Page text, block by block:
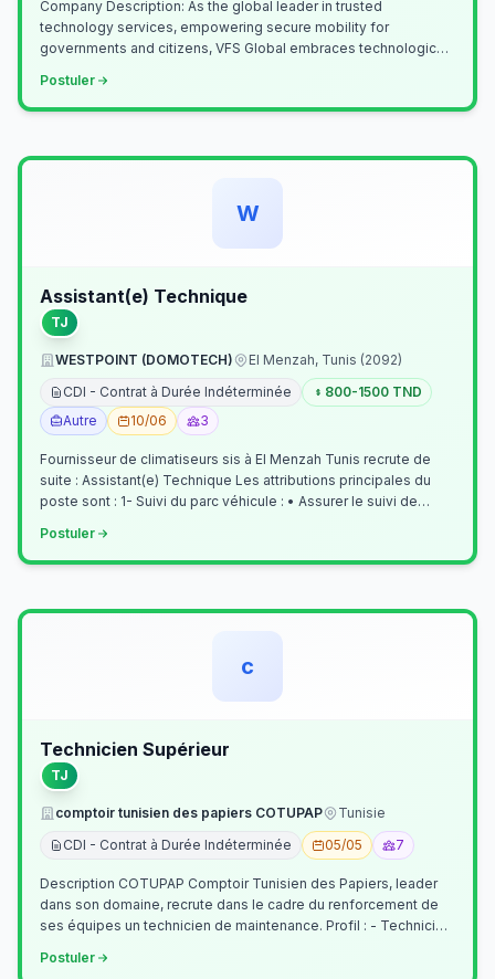
Company Description: As the global leader in trusted
technology services, empowering secure mobility for
governments and citizens, VFS Global embraces technological
Postuler
W
Assistant(e) Technique
TJ
WESTPOINT (DOMOTECH)
El Menzah, Tunis (2092)
CDI - Contrat à Durée Indéterminée
800-1500 TND
Autre
10/06 3
Fournisseur de climatiseurs sis à El Menzah Tunis recrute de
suite : Assistant(e) Technique Les attributions principales du
poste sont : 1- Suivi du parc véhicule : • Assurer le suivi de
Postuler
c
Technicien Supérieur
TJ
comptoir tunisien des papiers COTUPAP
Tunisie
CDI - Contrat à Durée Indéterminée
05/05 7
Description COTUPAP Comptoir Tunisien des Papiers, leader
dans son domaine, recrute dans le cadre du renforcement de
ses équipes un technicien de maintenance. Profil : - Technicien
Postuler